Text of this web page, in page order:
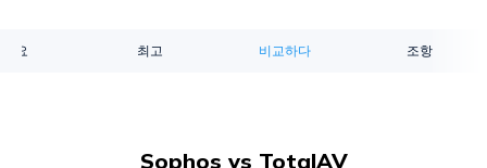
개요 최고 비교하다 조항
Sophos vs TotalAV